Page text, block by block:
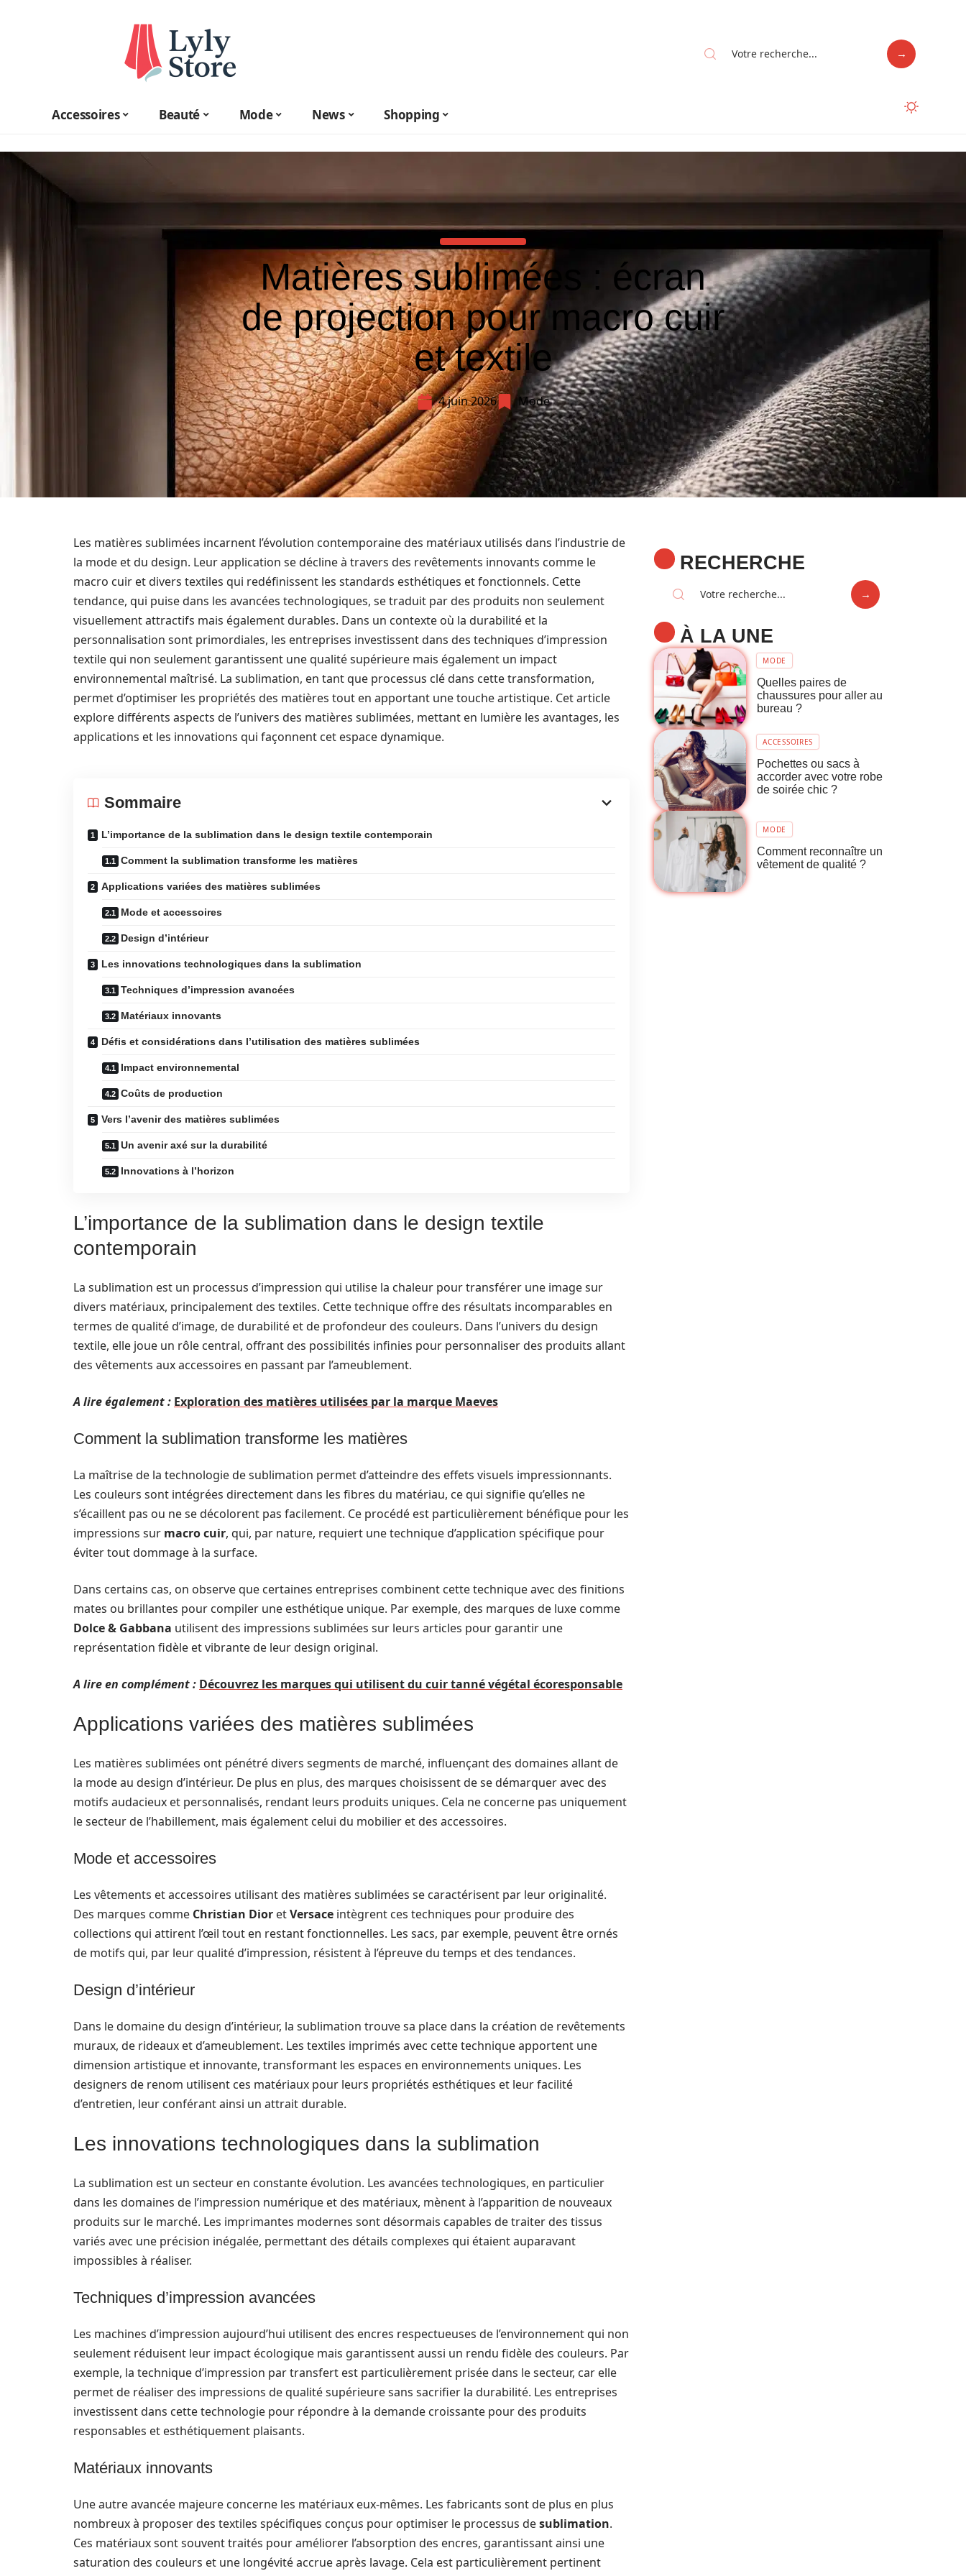
Accessoires Beauté Mode News Shopping
Matières sublimées : écran
de projection pour macro cuir
et textile
4 juin 2026 Mode
Les matières sublimées incarnent l’évolution contemporaine des matériaux utilisés dans l’industrie de
la mode et du design. Leur application se décline à travers des revêtements innovants comme le
macro cuir et divers textiles qui redéfinissent les standards esthétiques et fonctionnels. Cette
tendance, qui puise dans les avancées technologiques, se traduit par des produits non seulement
visuellement attractifs mais également durables. Dans un contexte où la durabilité et la
personnalisation sont primordiales, les entreprises investissent dans des techniques d’impression
textile qui non seulement garantissent une qualité supérieure mais également un impact
environnemental maîtrisé. La sublimation, en tant que processus clé dans cette transformation,
permet d’optimiser les propriétés des matières tout en apportant une touche artistique. Cet article
explore différents aspects de l’univers des matières sublimées, mettant en lumière les avantages, les
applications et les innovations qui façonnent cet espace dynamique.
Sommaire
L’importance de la sublimation dans le design textile contemporain
Comment la sublimation transforme les matières
Applications variées des matières sublimées
Mode et accessoires
Design d’intérieur
Les innovations technologiques dans la sublimation
Techniques d’impression avancées
Matériaux innovants
Défis et considérations dans l’utilisation des matières sublimées
Impact environnemental
Coûts de production
Vers l’avenir des matières sublimées
Un avenir axé sur la durabilité
Innovations à l’horizon
L’importance de la sublimation dans le design textile
contemporain
La sublimation est un processus d’impression qui utilise la chaleur pour transférer une image sur
divers matériaux, principalement des textiles. Cette technique offre des résultats incomparables en
termes de qualité d’image, de durabilité et de profondeur des couleurs. Dans l’univers du design
textile, elle joue un rôle central, offrant des possibilités infinies pour personnaliser des produits allant
des vêtements aux accessoires en passant par l’ameublement.
A lire également : Exploration des matières utilisées par la marque Maeves
Comment la sublimation transforme les matières
La maîtrise de la technologie de sublimation permet d’atteindre des effets visuels impressionnants.
Les couleurs sont intégrées directement dans les fibres du matériau, ce qui signifie qu’elles ne
s’écaillent pas ou ne se décolorent pas facilement. Ce procédé est particulièrement bénéfique pour les
impressions sur macro cuir, qui, par nature, requiert une technique d’application spécifique pour
éviter tout dommage à la surface.
Dans certains cas, on observe que certaines entreprises combinent cette technique avec des finitions
mates ou brillantes pour compiler une esthétique unique. Par exemple, des marques de luxe comme
Dolce & Gabbana utilisent des impressions sublimées sur leurs articles pour garantir une
représentation fidèle et vibrante de leur design original.
A lire en complément : Découvrez les marques qui utilisent du cuir tanné végétal écoresponsable
Applications variées des matières sublimées
Les matières sublimées ont pénétré divers segments de marché, influençant des domaines allant de
la mode au design d’intérieur. De plus en plus, des marques choisissent de se démarquer avec des
motifs audacieux et personnalisés, rendant leurs produits uniques. Cela ne concerne pas uniquement
le secteur de l’habillement, mais également celui du mobilier et des accessoires.
Mode et accessoires
Les vêtements et accessoires utilisant des matières sublimées se caractérisent par leur originalité.
Des marques comme Christian Dior etVersace intègrent ces techniques pour produire des
collections qui attirent l’œil tout en restant fonctionnelles. Les sacs, par exemple, peuvent être ornés
de motifs qui, par leur qualité d’impression, résistent à l’épreuve du temps et des tendances.
Design d’intérieur
Dans le domaine du design d’intérieur, la sublimation trouve sa place dans la création de revêtements
muraux, de rideaux et d’ameublement. Les textiles imprimés avec cette technique apportent une
dimension artistique et innovante, transformant les espaces en environnements uniques. Les
designers de renom utilisent ces matériaux pour leurs propriétés esthétiques et leur facilité
d’entretien, leur conférant ainsi un attrait durable.
Les innovations technologiques dans la sublimation
La sublimation est un secteur en constante évolution. Les avancées technologiques, en particulier
dans les domaines de l’impression numérique et des matériaux, mènent à l’apparition de nouveaux
produits sur le marché. Les imprimantes modernes sont désormais capables de traiter des tissus
variés avec une précision inégalée, permettant des détails complexes qui étaient auparavant
impossibles à réaliser.
Techniques d’impression avancées
Les machines d’impression aujourd’hui utilisent des encres respectueuses de l’environnement qui non
seulement réduisent leur impact écologique mais garantissent aussi un rendu fidèle des couleurs. Par
exemple, la technique d’impression par transfert est particulièrement prisée dans le secteur, car elle
permet de réaliser des impressions de qualité supérieure sans sacrifier la durabilité. Les entreprises
investissent dans cette technologie pour répondre à la demande croissante pour des produits
responsables et esthétiquement plaisants.
Matériaux innovants
Une autre avancée majeure concerne les matériaux eux-mêmes. Les fabricants sont de plus en plus
nombreux à proposer des textiles spécifiques conçus pour optimiser le processus desublimation.
Ces matériaux sont souvent traités pour améliorer l’absorption des encres, garantissant ainsi une
saturation des couleurs et une longévité accrue après lavage. Cela est particulièrement pertinent
RECHERCHE
À LA UNE
MODE
Quelles paires de
chaussures pour aller au
bureau ?
ACCESSOIRES
Pochettes ou sacs à
accorder avec votre robe
de soirée chic ?
MODE
Comment reconnaître un
vêtement de qualité ?